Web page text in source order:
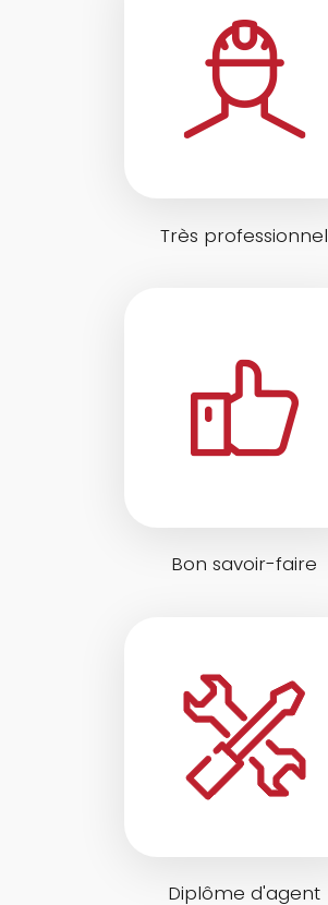
Très professionnel
Bon savoir-faire
Diplôme d'agent